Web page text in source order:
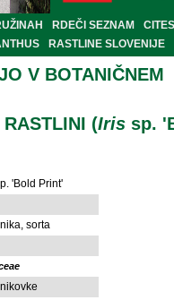
RDEČI SEZNAM
CITES
RASTLINE SLOVENIJE
V BOTANIČNEM
(Iris sp.
'Bold Print'
sorta